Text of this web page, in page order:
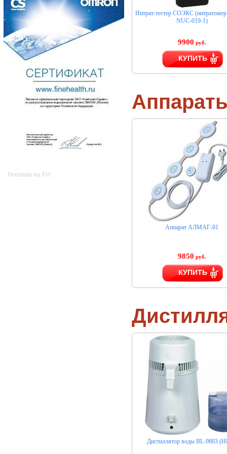
Реклама на FH:
Нитрат-тестер СОЭКС
NUC-019-1)
9900 руб.
КУПИТЬ
Аппарат АЛМАГ-01
9850 руб.
КУПИТЬ
Дистиллятор воды BL-9803